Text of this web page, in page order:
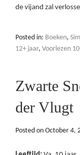
de vijand zal
Posted in: Boeken,
12+ jaar, Voorlezen
Zwarte
der Vlugt
Posted on October 4,